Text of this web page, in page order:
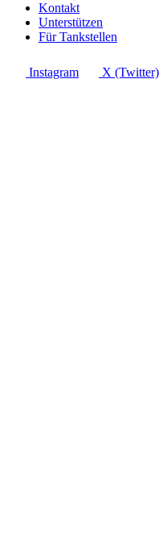
Kontakt
Unterstützen
Für Tankstellen
Instagram X (Twitter)